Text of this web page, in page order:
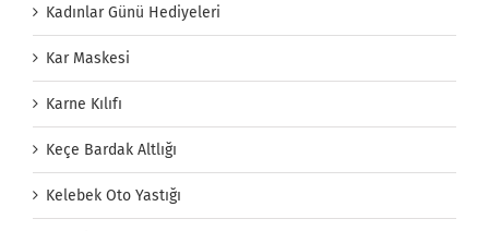
Kadınlar Günü Hediyeleri
Kar Maskesi
Karne Kılıfı
Keçe Bardak Altlığı
Kelebek Oto Yastığı